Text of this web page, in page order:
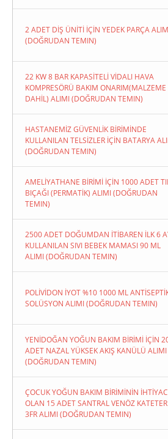
2 ADET DİŞ ÜNİTİ İÇİN YEDEK PARÇA
(DOĞRUDAN TEMIN)
22 KW 8 BAR KAPASİTELİ VİDALI HAVA
KOMPRESÖRÜ BAKIM ONARIM(MALZEME
DAHİL) ALIMI (DOĞRUDAN TEMIN)
HASTANEMİZ GÜVENLİK BİRİMİNDE
KULLANILAN TELSİZLER İÇİN BATARYA
(DOĞRUDAN TEMIN)
AMELİYATHANE BİRİMİ İÇİN 1000 ADET
BIÇAĞI (PERMATİK) ALIMI (DOĞRUDAN
TEMIN)
2500 ADET DOĞUMDAN İTİBAREN İLK 6
KULLANILAN SIVI BEBEK MAMASI 90 ML
ALIMI (DOĞRUDAN TEMIN)
POLİVİDON İYOT %10 1000 ML
SOLÜSYON ALIMI (DOĞRUDAN TEMIN)
YENİDOĞAN YOĞUN BAKIM BİRİMİ İÇİN
ADET NAZAL YÜKSEK AKIŞ KANÜLÜ ALIMI
(DOĞRUDAN TEMIN)
ÇOCUK YOĞUN BAKIM BİRİMİNİN
OLAN 15 ADET SANTRAL VENÖZ KATETER
3FR ALIMI (DOĞRUDAN TEMIN)